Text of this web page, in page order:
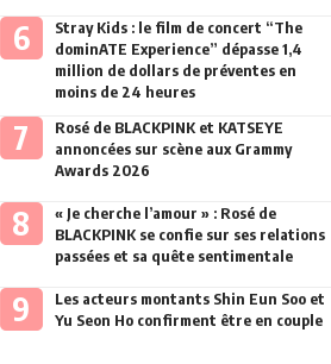
Stray Kids : le film de concert “The
dominATE Experience” dépasse 1,4
million de dollars de préventes en
moins de 24 heures
Rosé de BLACKPINK et KATSEYE
annoncées sur scène aux Grammy
Awards 2026
« Je cherche l’amour » : Rosé de
BLACKPINK se confie sur ses relations
passées et sa quête sentimentale
Les acteurs montants Shin Eun Soo et
Yu Seon Ho confirment être en couple